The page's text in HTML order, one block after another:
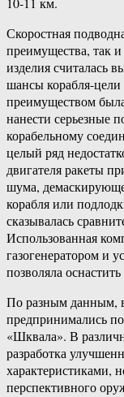
Скоростная
преимущества, так
изделия считалась
шансы корабля-
преимуществом
нанести серьезные
корабельному
целый ряд
двигателя ракеты
шума,
корабля или
сказывалась
Использованная
газогенератором и
позволяла
По разным данным,
предпринимались
«Шквала». В
разработка
характеристиками,
перспективного